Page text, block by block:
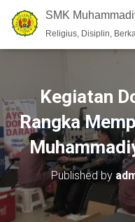
SMK
Religius, Disiplin,
Kegiatan
Rangka
Published by